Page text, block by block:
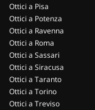
Ottici a Pisa
Ottici a Potenza
Ottici a Ravenna
Ottici a Roma
Ottici a Sassari
Ottici a Siracusa
Ottici a Taranto
Ottici a Torino
Ottici a Treviso